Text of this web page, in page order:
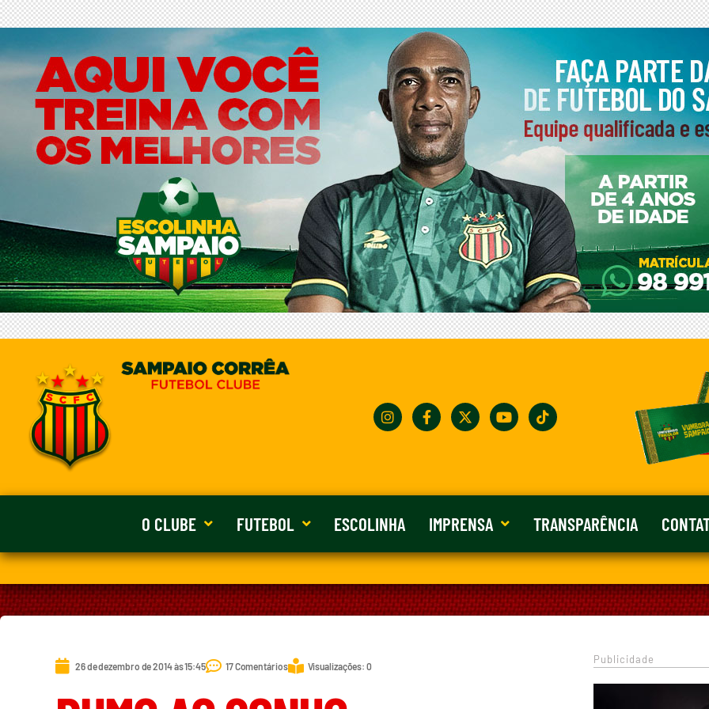
O CLUBE FUTEBOL ESCOLINHA IMPRENSA TRANSPARÊNCIA
26 de dezembro de 2014 às 15:45 17 Comentários Visualizações: 0
Publicidade